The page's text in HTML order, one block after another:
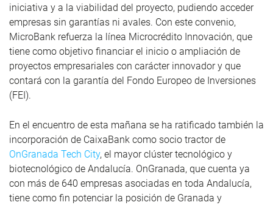
iniciativa y a la viabilidad del proyecto, pudiendo acceder
empresas sin garantías ni avales. Con este convenio,
MicroBank refuerza la línea Microcrédito Innovación, que
tiene como objetivo financiar el inicio o ampliación de
proyectos empresariales con carácter innovador y que
contará con la garantía del Fondo Europeo de Inversiones
(FEI).
En el encuentro de esta mañana se ha ratificado también la
incorporación de CaixaBank como socio tractor de
OnGranada Tech City, el mayor clúster tecnológico y
biotecnológico de Andalucía. OnGranada, que cuenta ya
con más de 640 empresas asociadas en toda Andalucía,
tiene como fin potenciar la posición de Granada y